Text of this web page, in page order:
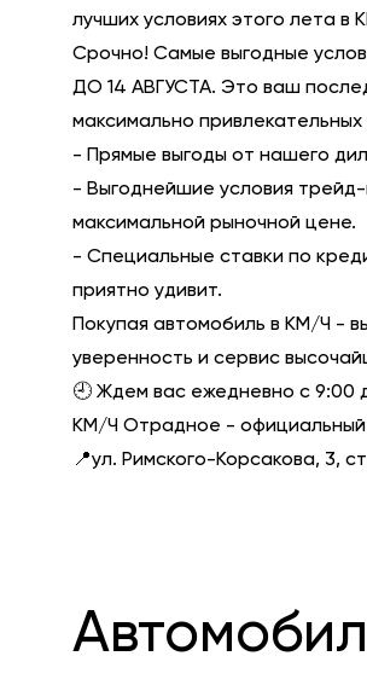
лучших условиях этого лета в
Срочно! Самые выгодные
ДО 14 АВГУСТА. Это ваш
максимально привлекательных
- Прямые выгоды от нашего
- Выгоднейшие условия
максимальной рыночной цене.
- Специальные ставки по
приятно удивит.
Покупая автомобиль в КМ/Ч -
уверенность и сервис
🕘 Ждем вас ежедневно с 9:00
КМ/Ч Отрадное - официальный
📍ул. Римского-Корсакова, 3,